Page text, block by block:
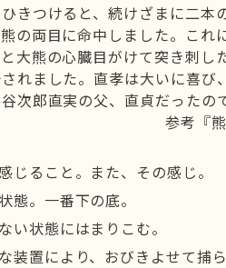
きつけると、続けざまに二本
の両目に命中しました。こ
大熊の心臓目がけて突き刺し
れました。直孝は大いに喜び
次郎直実の父、直貞だったの
参考『
ること。また、その感じ。
。一番下の底。
状態にはまりこむ。
置により、おびきよせて捕ら